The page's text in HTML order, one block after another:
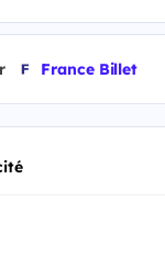
France Billet